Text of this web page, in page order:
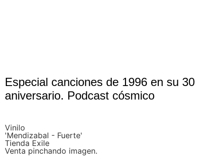
Especial canciones de 1996 en su 30
aniversario. Podcast cósmico
Vinilo
'Mendizabal - Fuerte'
Tienda Exile
Venta pinchando imagen.